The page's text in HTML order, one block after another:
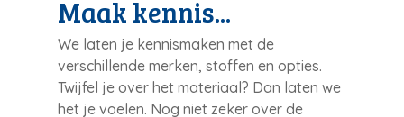
Maak kennis...
We laten je kennismaken met de
verschillende merken, stoffen en opties.
Twijfel je over het materiaal? Dan laten we
het je voelen. Nog niet zeker over de